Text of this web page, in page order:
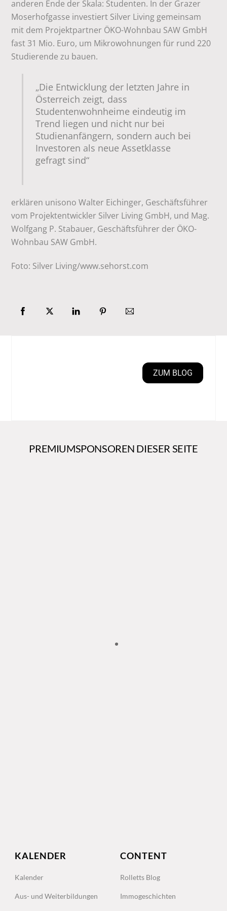
anderen Ende der Skala: Studenten. In der Grazer
Moserhofgasse investiert Silver Living gemeinsam
mit dem Projektpartner ÖKO-Wohnbau SAW GmbH
fast 31 Mio. Euro, um Mikrowohnungen für rund 220
Studierende zu bauen.
„Die Entwicklung der letzten Jahre in
Österreich zeigt, dass
Studentenwohnheime eindeutig im
Trend liegen und nicht nur bei
Studienanfängern, sondern auch bei
Investoren als neue Assetklasse
gefragt sind“
erklären unisono Walter Eichinger, Geschäftsführer
vom Projektentwickler Silver Living GmbH, und Mag.
Wolfgang P. Stabauer, Geschäftsführer der ÖKO-
Wohnbau SAW GmbH.
Foto: Silver Living/www.sehorst.com
ZUM BLOG
PREMIUMSPONSOREN DIESER SEITE
KALENDER
Kalender
Aus- und Weiterbildungen
CONTENT
Rolletts Blog
Immogeschichten